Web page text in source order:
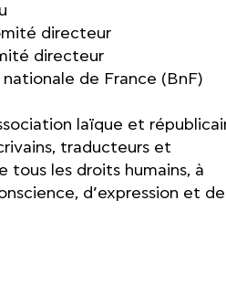
directeur
directeur
de France (BnF)
laïque et
traducteurs et
tous les droits humains, à
d’expression et de